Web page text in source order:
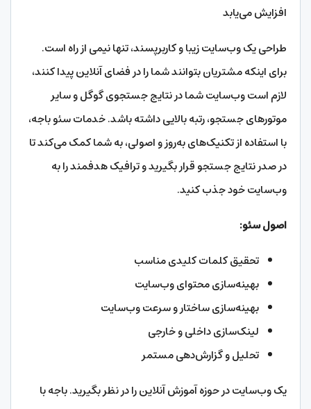
افزایش می‌یابد
طراحی یک وب‌سایت زیبا و کاربرپسند، تنها نیمی از راه است.
برای اینکه مشتریان بتوانند شما را در فضای آنلاین پیدا کنند،
لازم است وب‌سایت شما در نتایج جستجوی گوگل و سایر
موتورهای جستجو، رتبه بالایی داشته باشد. خدمات سئو باجه،
با استفاده از تکنیک‌های به‌روز و اصولی، به شما کمک می‌کند تا
در صدر نتایج جستجو قرار بگیرید و ترافیک هدفمند را به
وب‌سایت خود جذب کنید.
اصول سئو:
تحقیق کلمات کلیدی مناسب
بهینه‌سازی محتوای وب‌سایت
بهینه‌سازی ساختار و سرعت وب‌سایت
لینک‌سازی داخلی و خارجی
تحلیل و گزارش‌دهی مستمر
یک وب‌سایت در حوزه آموزش آنلاین را در نظر بگیرید. باجه با